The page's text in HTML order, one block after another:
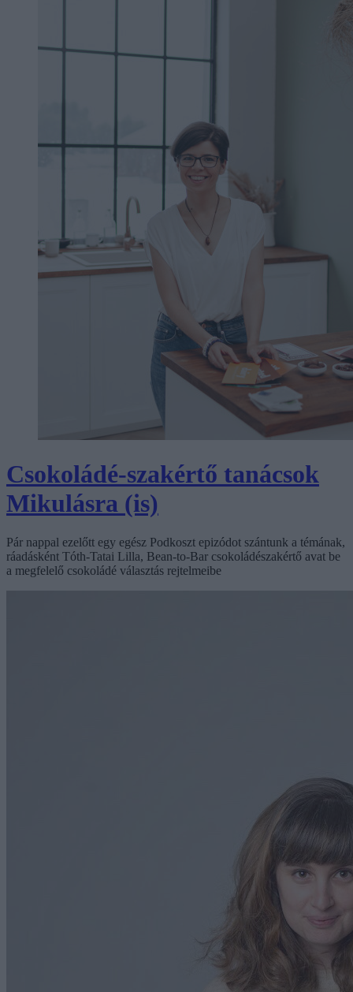
Csokoládé-szakértő tanácsok
Mikulásra (is)
Pár nappal ezelőtt egy egész Podkoszt epizódot szántunk a témának,
ráadásként Tóth-Tatai Lilla, Bean-to-Bar csokoládészakértő avat be
a megfelelő csokoládé választás rejtelmeibe